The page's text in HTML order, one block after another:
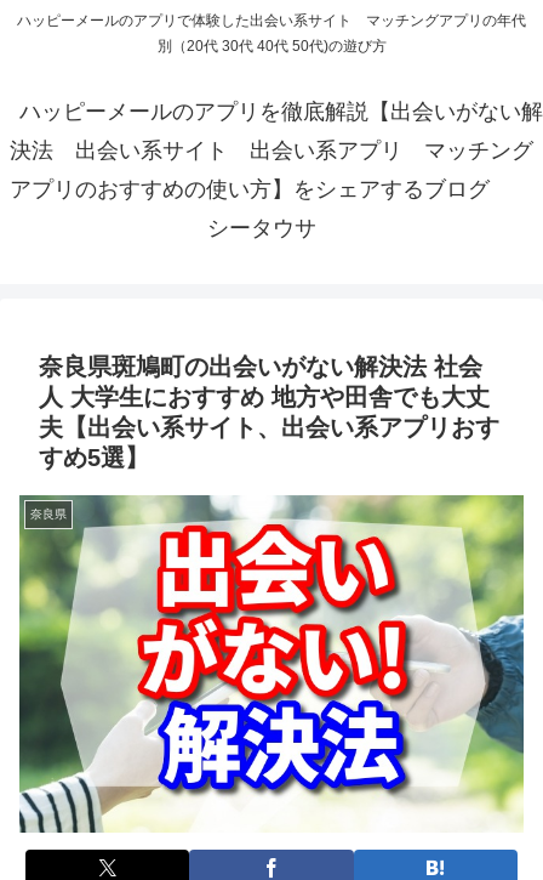
ハッピーメールのアプリで体験した出会い系サイト マッチングアプリの年代
別（20代 30代 40代 50代)の遊び方
ハッピーメールのアプリを徹底解説【出会いがない解
決法 出会い系サイト 出会い系アプリ マッチング
アプリのおすすめの使い方】をシェアするブログ
シータウサ
奈良県斑鳩町の出会いがない解決法 社会
人 大学生におすすめ 地方や田舎でも大丈
夫【出会い系サイト、出会い系アプリおす
すめ5選】
奈良県